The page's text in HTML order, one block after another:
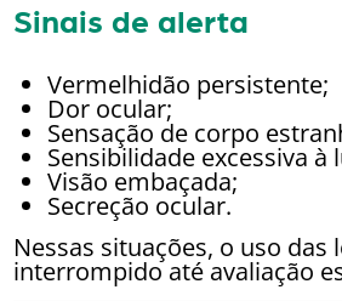
Sinais de alerta
Vermelhidão persistente;
Dor ocular;
Sensação de corpo
Sensibilidade excessiva à
Visão embaçada;
Secreção ocular.
Nessas situações, o uso das
interrompido até avaliação